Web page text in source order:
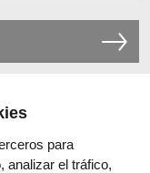
para
analizar el tráfico,